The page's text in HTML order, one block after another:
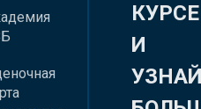
КУРСЕ
И